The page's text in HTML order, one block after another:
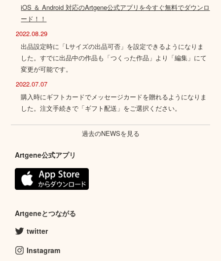
iOS ＆ Android 対応のArtgene公式アプリを今すぐ無料でダウンロ
ード！！
2022.08.29
出品設定時に「Lサイズの出品可否」を設定できるようになりま
した。すでに出品中の作品も「つくった作品」より「編集」にて
変更が可能です。
2022.07.07
購入時にギフトカードでメッセージカードを贈れるようになりま
した。注文手続きで「ギフト配送」をご選択ください。
過去のNEWSを見る
Artgene公式アプリ
Artgeneとつながる
twitter
Instagram